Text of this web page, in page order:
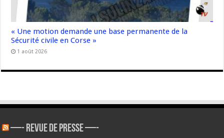
« Une motion demande une base permanente de la
Sécurité civile en Corse »
1 août 2026
—- REVUE DE PRESSE —-